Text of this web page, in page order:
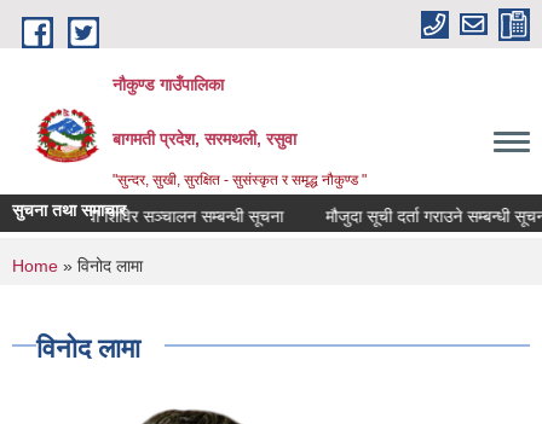
Skip to main content
नौकुण्ड गाउँपालिका
बागमती प्रदेश, सरमथली, रसुवा
"सुन्दर, सुखी, सुरक्षित - सुसंस्कृत र समृद्ध नौकुण्ड "
सुचना तथा समाचार
घुम्ती सेवा शिविर सञ्‍चालन सम्बन्धी सूचना मौजुदा सूची दर्ता गराउने सम्बन्धी सूचना
You are here
Home » विनोद लामा
विनोद लामा